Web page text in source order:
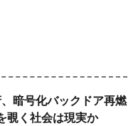
暗号化バックドア再燃
覗く社会は現実か